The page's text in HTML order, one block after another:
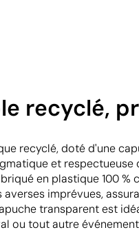
recyclé,
recyclé, doté d'une
et respectueuse
en plastique 100 %
imprévues,
transparent est
ou tout autre